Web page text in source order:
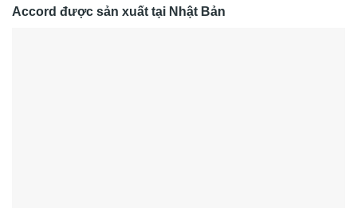
Accord được sản xuất tại Nhật Bản